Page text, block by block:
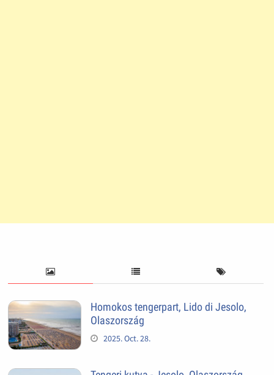
Homokos tengerpart, Lido di Jesolo,
Olaszország
2025. Oct. 28.